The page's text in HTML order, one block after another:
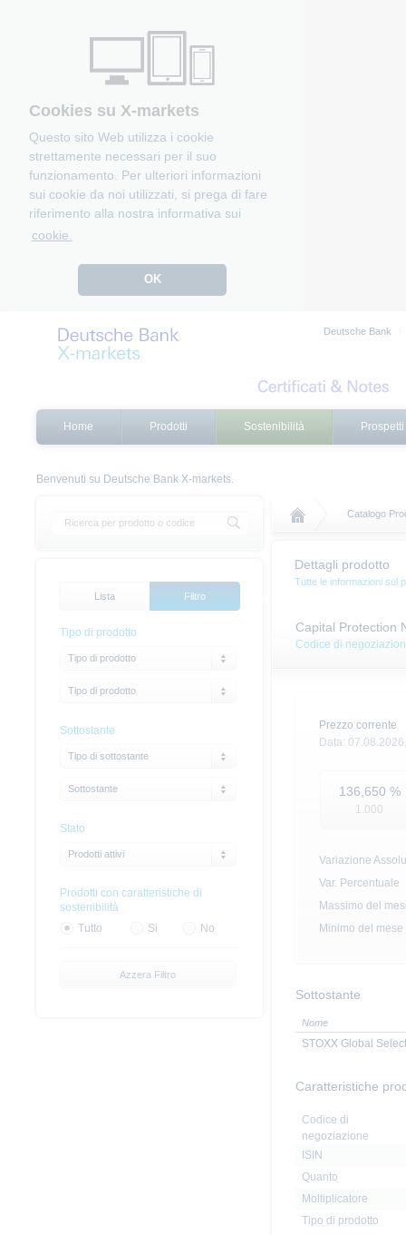
Cookies su X-markets
Questo sito Web utilizza i cookie
strettamente necessari per il suo
funzionamento. Per ulteriori informazioni
sui cookie da noi utilizzati, si prega di fare
riferimento alla nostra informativa sui
cookie.
OK
Deutsche Bank
Home Prodotti Sostenibilità Prospetti
Benvenuti su Deutsche Bank X-markets.
Catalogo
Dettagli prodotto
Tutte le informazioni sul
Capital Protection
Codice di
Prezzo corrente
Data:
136,650 %
1.000
Variazione
Var. Percentuale
Massimo del
Minimo del mese
Sottostante
Nome
STOXX Global
Caratteristiche
Codice di
negoziazione
ISIN
Quanto
Moltiplicatore
Tipo di prodotto
Lista Filtro
Tipo di prodotto
Tipo di prodotto
Tipo di prodotto
Sottostante
Tipo di sottostante
Sottostante
Stato
Prodotti attivi
Prodotti con caratteristiche di
sostenibilità
Tutto
Si No
Azzera Filtro